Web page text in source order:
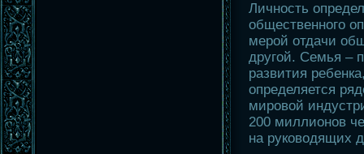
Личность
общественного
мерой отдачи
другой. Семья –
развития
определяется
мировой
200 миллионов
на руководящих